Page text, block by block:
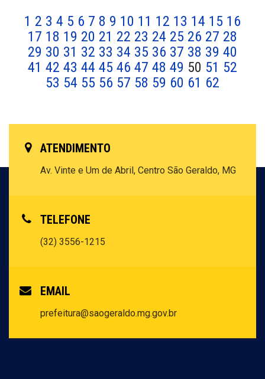
1 2 3 4 5 6 7 8 9 10 11 12 13 14 15 16
17 18 19 20 21 22 23 24 25 26 27 28
29 30 31 32 33 34 35 36 37 38 39 40
41 42 43 44 45 46 47 48 49 50 51 52
53 54 55 56 57 58 59 60 61 62
ATENDIMENTO
Av. Vinte e Um de Abril, Centro São Geraldo, MG
TELEFONE
(32) 3556-1215
EMAIL
prefeitura@saogeraldo.mg.gov.br